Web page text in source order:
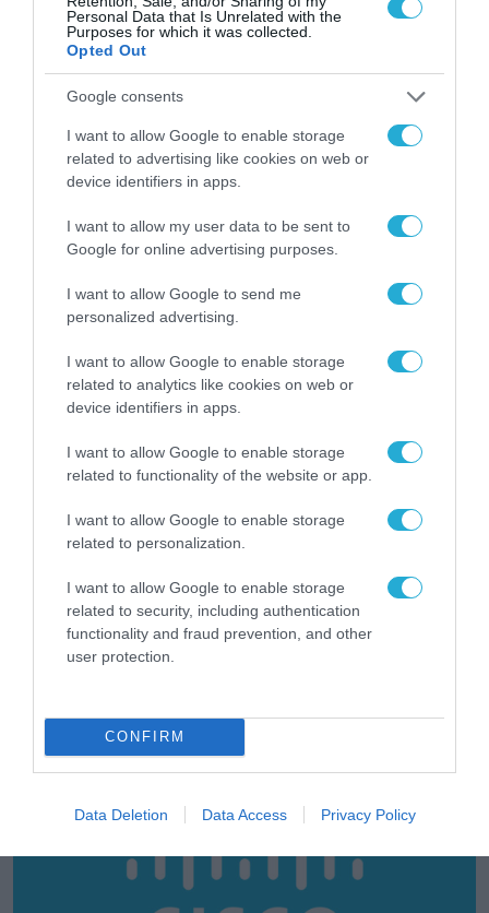
Personal Data that Is Unrelated with the
Purposes for which it was collected.
Opted Out
Google consents
I want to allow Google to enable storage
related to advertising like cookies on web or
device identifiers in apps.
I want to allow my user data to be sent to
Google for online advertising purposes.
I want to allow Google to send me
personalized advertising.
I want to allow Google to enable storage
related to analytics like cookies on web or
device identifiers in apps.
I want to allow Google to enable storage
related to functionality of the website or app.
I want to allow Google to enable storage
related to personalization.
I want to allow Google to enable storage
related to security, including authentication
functionality and fraud prevention, and other
user protection.
CONFIRM
Data Deletion Data Access Privacy Policy
ΕΚΔΗΛΩΣΕΙΣ
ΕΚΔΗΛΩΣΕΙΣ METATEAM | TEAMWORKS
e-Government Forum: Στις 14 Οκτωβρίου η
μεγάλη συνάντηση της Ψηφιακής
31.07.2026